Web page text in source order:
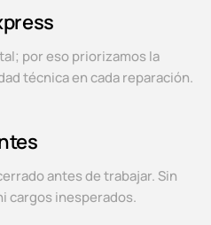
por eso priorizamos la
técnica en cada reparación.
antes de trabajar. Sin
cargos inesperados.